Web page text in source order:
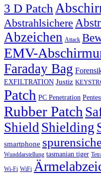
3 D Patch
Abstrahlsichere
Abzeichen Attack
EMV-
Faraday Bag
EXFILTRATION Justiz
Patch PC Penetration
Rubber Patch
ShieldShielding
smartphone
Wunddarstellung tasmanian tiger
Wi-Fi WiFi